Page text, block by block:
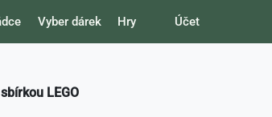
Vyber dárek Hry Účet
LEGO